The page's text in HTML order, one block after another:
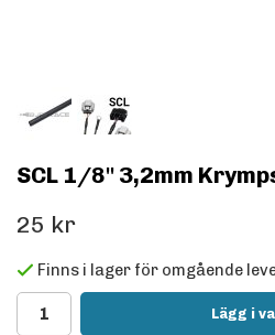
SCL 1/8" 3,2mm
25 kr
Finns i lager för omgående
Lägg i